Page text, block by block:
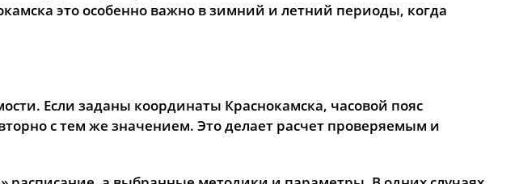
это особенно важно в зимний и летний периоды, когда
Если заданы координаты Краснокамска, часовой пояс
с тем же значением. Это делает расчет проверяемым и